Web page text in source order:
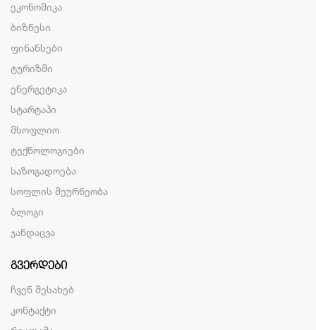
ეკონომიკა
ბიზნესი
ფინანსები
ტურიზმი
ენერგეტიკა
სტარტაპი
მსოფლიო
ტექნოლოგიები
საზოგადოება
სოფლის მეურნეობა
ბლოგი
ჯანდაცვა
ᲒᲕᲔᲠᲓᲔᲑᲘ
ჩვენ შესახებ
კონტაქტი